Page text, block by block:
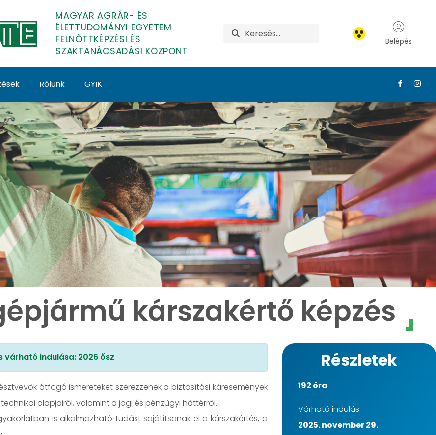
MAGYAR AGRÁR- ÉS
ÉLETTUDOMÁNYI EGYETEM
FELNŐTTKÉPZÉSI ÉS
SZAKTANÁCSADÁSI KÖZPONT
Belépés
Rólunk GYIK
képzés - MATE Felnőttképzés
kárszakértő képzés
várható indulása: 2026 ősz
átfogó ismereteket szerezzenek a biztosítási káresemények
alapjairól, valamint a jogi és pénzügyi háttérről.
is alkalmazható tudást sajátítsanak el a kárszakértés, a
Részletek
192 óra
Várható indulás:
2025. november 29.